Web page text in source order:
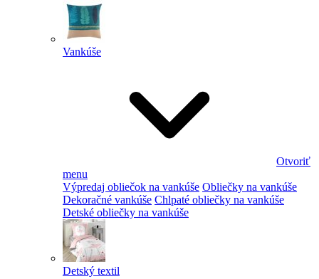
Vankúše
Otvoriť
menu
Výpredaj obliečok na vankúše Obliečky na vankúše
Dekoračné vankúše Chlpaté obliečky na vankúše
Detské obliečky na vankúše
Detský textil